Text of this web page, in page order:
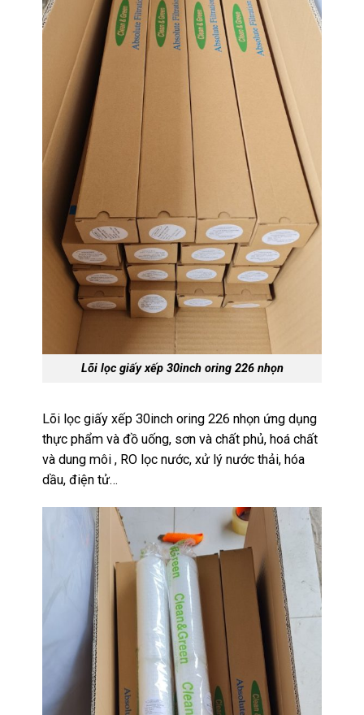
Lõi lọc giấy xếp 30inch oring 226 nhọn
Lõi lọc giấy xếp 30inch oring 226 nhọn ứng dụng
thực phẩm và đồ uống, sơn và chất phủ, hoá chất
và dung môi , RO lọc nước, xử lý nước thải, hóa
dầu, điện tử…